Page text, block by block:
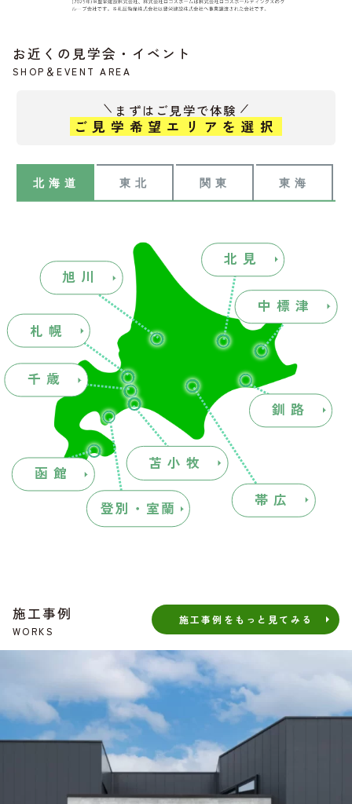
お近くの見学会・イベント
SHOP＆EVENT AREA
まずはご見学で体験
ご見学希望エリアを選択
北海道 東北 関東 東海
札幌
千歳
帯広
旭川
苫小牧
函館
登別・室蘭
釧路
中標津
北見
施工事例
WORKS
施工事例をもっと見てみる